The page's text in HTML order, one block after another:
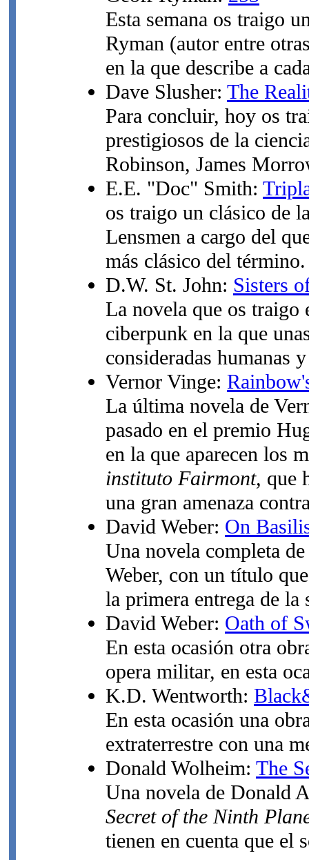
Esta semana os traigo
Ryman (autor entre
en la que describe a
Dave Slusher: The
Para concluir, hoy os
prestigiosos de la
Robinson, James
E.E. "Doc" Smith:
os traigo un clásico de
Lensmen a cargo del
más clásico del término.
D.W. St. John: Sisters
La novela que os traigo
ciberpunk en la que
consideradas humanas
Vernor Vinge:
La última novela de
pasado en el premio
en la que aparecen los
instituto Fairmont, que
una gran amenaza
David Weber: On
Una novela completa
Weber, con un título
la primera entrega de
David Weber: Oath of
En esta ocasión otra
opera militar, en esta
K.D. Wentworth:
En esta ocasión una
extraterrestre con una
Donald Wolheim: The
Una novela de Donald
Secret of the Ninth
tienen en cuenta que el